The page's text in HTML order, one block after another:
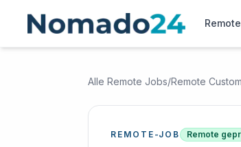
Alle Remote Jobs/Remote
REMOTE-JOB Remote